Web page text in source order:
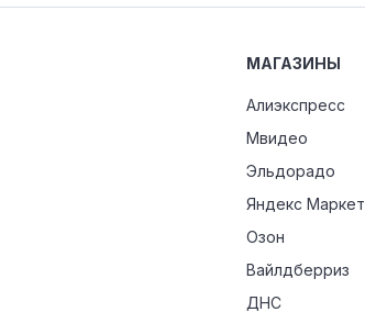
МАГАЗИНЫ
Алиэкспресс
Мвидео
Эльдорадо
Яндекс Маркет
Озон
Вайлдберриз
ДНС